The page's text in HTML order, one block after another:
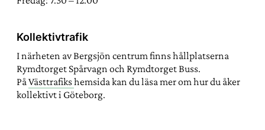
Kollektivtrafik
I närheten av Bergsjön centrum finns hållplatserna
Rymdtorget Spårvagn och Rymdtorget Buss.
PåVästtrafikshemsida kan du läsa mer om hur du åker
kollektivt i Göteborg.